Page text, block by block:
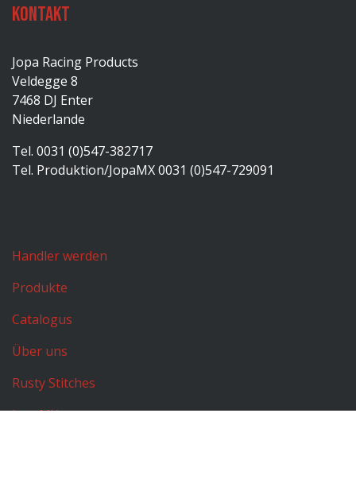
Kontakt
Jopa Racing Products
Veldegge 8
7468 DJ Enter
Niederlande
Tel. 0031 (0)547-382717
Tel. Produktion/JopaMX 0031 (0)547-729091
Handler werden
Produkte
Catalogus
Über uns
Rusty Stitches
JopaMX